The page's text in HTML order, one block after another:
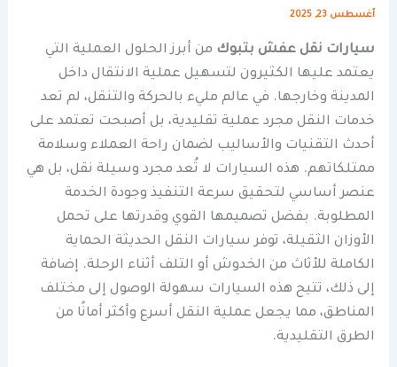
أغسطس 23, 2025
سيارات نقل عفش بتبوك من أبرز الحلول العملية التي
يعتمد عليها الكثيرون لتسهيل عملية الانتقال داخل
المدينة وخارجها. في عالم مليء بالحركة والتنقل، لم تعد
خدمات النقل مجرد عملية تقليدية، بل أصبحت تعتمد على
أحدث التقنيات والأساليب لضمان راحة العملاء وسلامة
ممتلكاتهم. هذه السيارات لا تُعد مجرد وسيلة نقل، بل هي
عنصر أساسي لتحقيق سرعة التنفيذ وجودة الخدمة
المطلوبة. بفضل تصميمها القوي وقدرتها على تحمل
الأوزان الثقيلة، توفر سيارات النقل الحديثة الحماية
الكاملة للأثاث من الخدوش أو التلف أثناء الرحلة. إضافة
إلى ذلك، تتيح هذه السيارات سهولة الوصول إلى مختلف
المناطق، مما يجعل عملية النقل أسرع وأكثر أمانًا من
الطرق التقليدية.